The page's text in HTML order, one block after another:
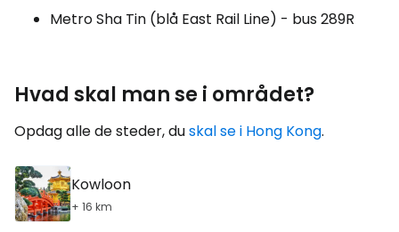
Metro Sha Tin (blå East Rail Line) - bus 289R
Hvad skal man se i området?
Opdag alle de steder, duskal se i Hong Kong.
Kowloon
+ 16 km